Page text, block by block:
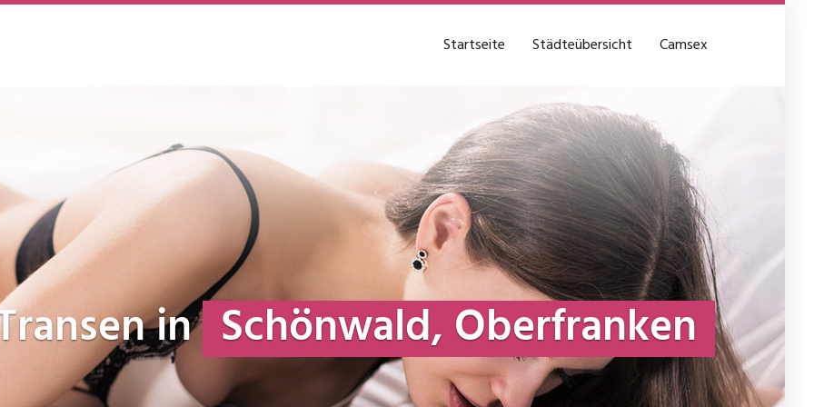
Startseite Städteübersicht Camsex
in Schönwald, Oberfranken